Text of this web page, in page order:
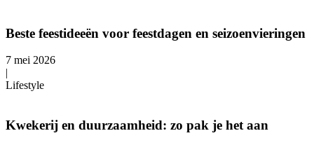
Beste feestideeën voor feestdagen en seizoenvieringen
7 mei 2026
|
Lifestyle
Kwekerij en duurzaamheid: zo pak je het aan